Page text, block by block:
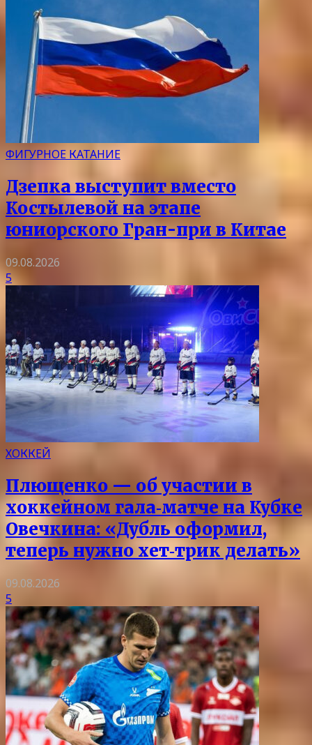
ФИГУРНОЕ КАТАНИЕ
Дзепка выступит вместо
Костылевой на этапе
юниорского Гран-при в Китае
09.08.2026
5
ХОККЕЙ
Плющенко — об участии в
хоккейном гала‑матче на Кубке
Овечкина: «Дубль оформил,
теперь нужно хет‑трик делать»
09.08.2026
5